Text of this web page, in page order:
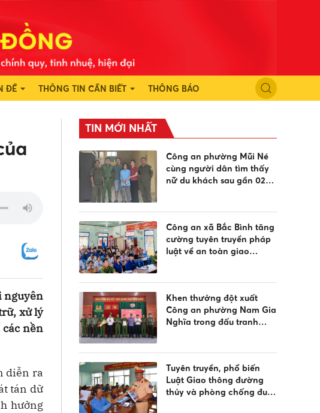
ĐỀ THÔNG TIN CẦN BIẾT THÔNG BÁO
nguyên
xử lý
nền
diễn ra
tán dữ
hưởng
TIN MỚI NHẤT
Công an phường Mũi Né
cùng người dân tìm thấy
nữ du khách sau gần 02
Công an xã Bắc Bình tăng
cường tuyên truyền pháp
luật về an toàn giao
Khen thưởng đột xuất
Công an phường Nam Gia
Nghĩa trong đấu tranh
Tuyên truyền, phổ biến
Luật Giao thông đường
thủy và phòng chống đuối